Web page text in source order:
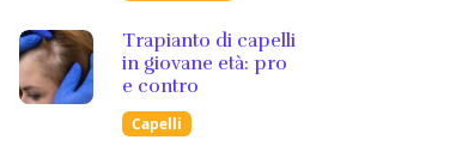
Trapianto di capelli
in giovane età: pro
e contro
Capelli